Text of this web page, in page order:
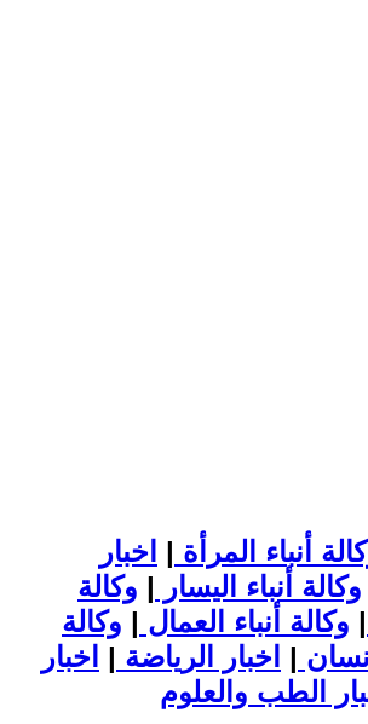
أنباء المرأة | اخبار
وكالة أنباء اليسار | وكالة
| وكالة أنباء العمال | وكالة
| اخبار الرياضة | اخبار